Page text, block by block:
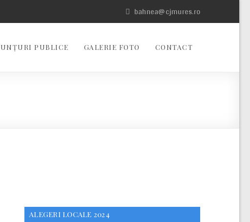
bahnea@cjmures.ro
PUBLICE GALERIE FOTO CONTACT
ALEGERI LOCALE 2024